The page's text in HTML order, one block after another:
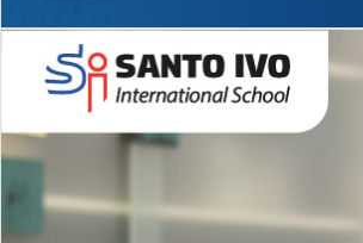
Novidades 2026 High School
EDUCAÇÃO
Inglês todos os